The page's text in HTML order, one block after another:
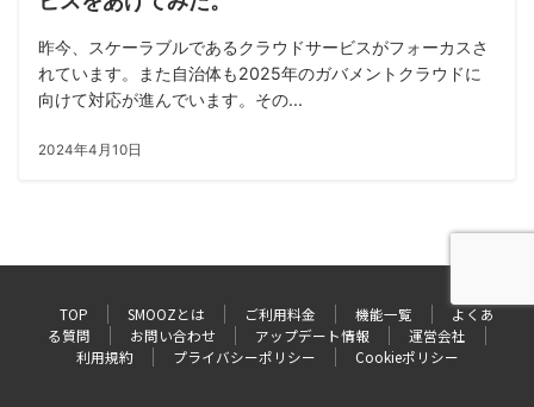
昨今、スケーラブルであるクラウドサービスがフォーカスさ
れています。また自治体も2025年のガバメントクラウドに
向けて対応が進んでいます。その...
2024年4月10日
TOP SMOOZとは ご利用料金 機能一覧
よくあ
る質問
お問い合わせ アップデート情報
運営会社
利用規約
プライバシーポリシー Cookieポリシー